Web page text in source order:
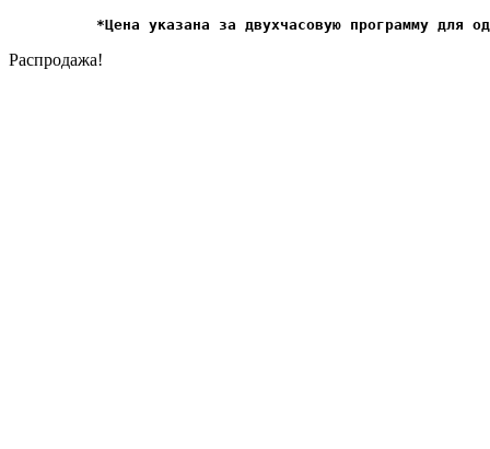
*Цена указана за двухчасовую программу для
Распродажа!